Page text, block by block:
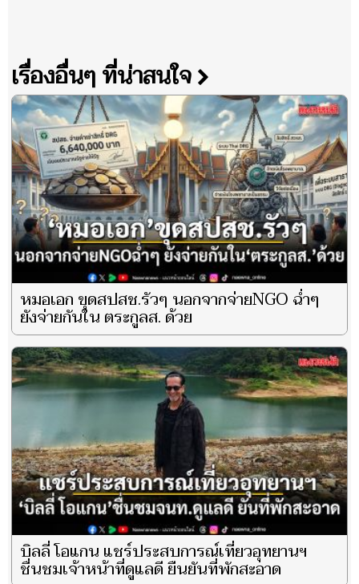
เรื่องอื่นๆ ที่น่าสนใจ
หมอเอก ขุดสปสช.รัวๆ นอกจากจ่ายNGO ฉ่ำๆ
ยังจ่ายกันใน ตระกูลส. ด้วย
บิลลี่ โอแกน แชร์ประสบการณ์เที่ยวอุทยานฯ
ชื่นชมเจ้าหน้าที่ดูแลดี ยืนยันที่พักสะอาด